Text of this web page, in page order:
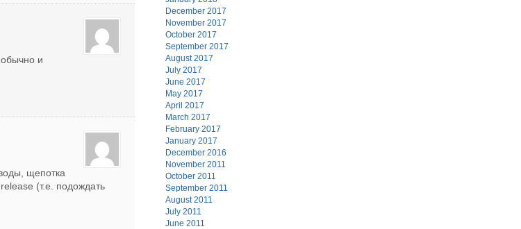
и
щепотка
(т.е. подождать
December 2017
November 2017
October 2017
September 2017
August 2017
July 2017
June 2017
May 2017
April 2017
March 2017
February 2017
January 2017
December 2016
November 2011
October 2011
September 2011
August 2011
July 2011
June 2011